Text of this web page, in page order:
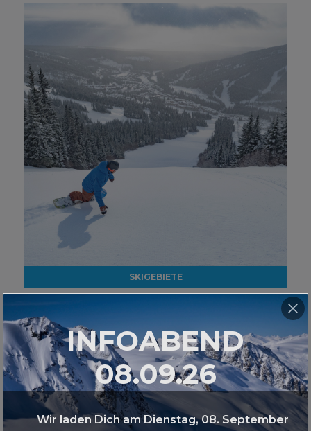
SKIGEBIETE
INFOABEND
08.09.26
Wir laden Dich am Dienstag, 08. September